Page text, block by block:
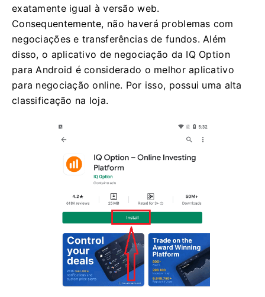
exatamente igual à versão web.
Consequentemente, não haverá problemas com
negociações e transferências de fundos. Além
disso, o aplicativo de negociação da IQ Option
para Android é considerado o melhor aplicativo
para negociação online. Por isso, possui uma alta
classificação na loja.